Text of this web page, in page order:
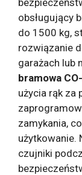
obsługujący
do 1500 kg,
rozwiązanie
garażach lub
bramowa
użycia rąk za
zamykania,
użytkowanie.
czujniki